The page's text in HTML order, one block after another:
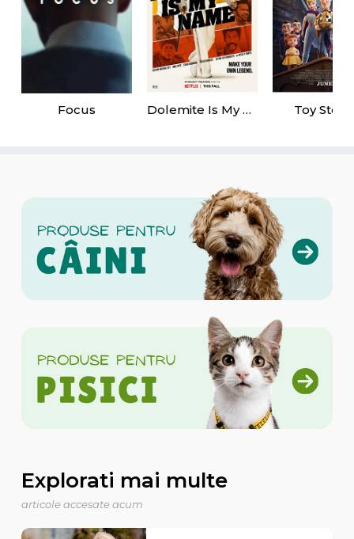
Focus Dolemite Is My Name Toy Story
Explorati mai multe
articole accesate acum